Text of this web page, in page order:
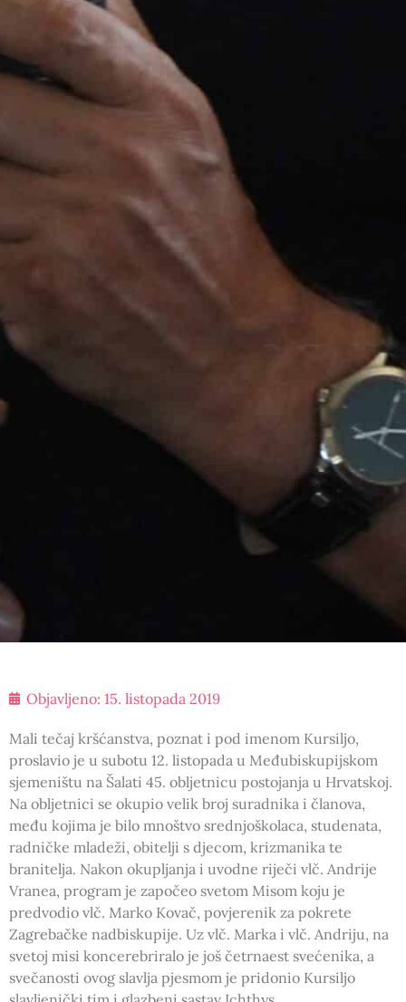
Objavljeno: 15. listopada 2019
Mali tečaj kršćanstva, poznat i pod imenom Kursiljo,
proslavio je u subotu 12. listopada u Međubiskupijskom
sjemeništu na Šalati 45. obljetnicu postojanja u Hrvatskoj.
Na obljetnici se okupio velik broj suradnika i članova,
među kojima je bilo mnoštvo srednjoškolaca, studenata,
radničke mladeži, obitelji s djecom, krizmanika te
branitelja. Nakon okupljanja i uvodne riječi vlč. Andrije
Vranea, program je započeo svetom Misom koju je
predvodio vlč. Marko Kovač, povjerenik za pokrete
Zagrebačke nadbiskupije. Uz vlč. Marka i vlč. Andriju, na
svetoj misi koncerebriralo je još četrnaest svećenika, a
svečanosti ovog slavlja pjesmom je pridonio Kursiljo